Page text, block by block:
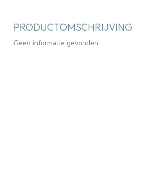
PRODUCTOMSCHRIJVING
Geen informatie gevonden